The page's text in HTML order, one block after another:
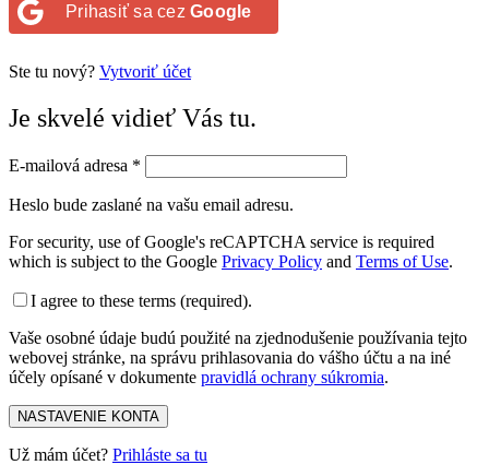
Prihasiť sa cez Google
Ste tu nový? Vytvoriť účet
Je skvelé vidieť Vás tu.
E-mailová adresa *
Heslo bude zaslané na vašu email adresu.
For security, use of Google's reCAPTCHA service is required
which is subject to the Google Privacy Policy and Terms of Use.
I agree to these terms (required).
Vaše osobné údaje budú použité na zjednodušenie používania tejto
webovej stránke, na správu prihlasovania do vášho účtu a na iné
účely opísané v dokumente pravidlá ochrany súkromia.
NASTAVENIE KONTA
Už mám účet? Prihláste sa tu